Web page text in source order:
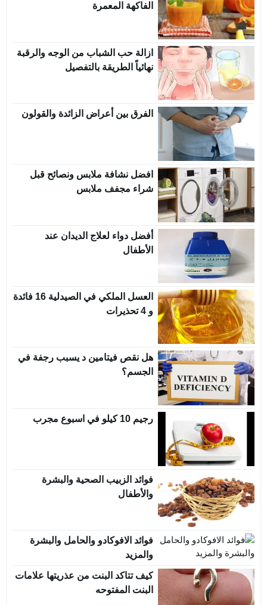
الفاكهة المعمرة
ازالة حب الشباب من الوجه والرقبة
نهائياً الطريقة بالتفصيل
الفرق بين أعراض الزائدة والقولون
افضل نشافة ملابس ونصائح قبل
شراء مجفف ملابس
أفضل دواء لعلاج الديدان عند
الأطفال
العسل الملكي في الصيدلية 16 فائدة
و 4 تحذيرات
هل نقص فيتامين د يسبب رجفة في
الجسم؟
رجيم 10 كيلو في اسبوع مجرب
فوائد الزبيب الصحية والبشرة
والأطفال
فوائد الافوكادو والحامل والبشرة
والمزيد
كيف تتاكد البنت من عذريتها علامات
البنت المفتوحه